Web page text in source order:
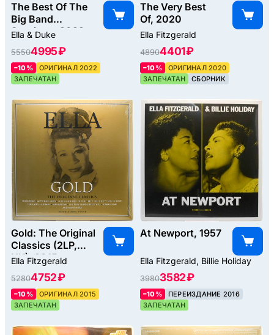
The Best Of The
Big Band
Sessions, 2022
Ella & Duke
55504995 ₽
–10%
ОРИГИНАЛ 2022
ЗАПЕЧАТАН
The Very Best
Of, 2020
Ella Fitzgerald
48904401 ₽
–10%
ОРИГИНАЛ 2020
ЗАПЕЧАТАН
СБОРНИК
Gold: The Original
Classics (2LP,
UK), 2015
Ella Fitzgerald
52804752 ₽
–10%
ОРИГИНАЛ 2015
ЗАПЕЧАТАН
At Newport, 1957
Ella Fitzgerald, Billie Holiday
39803582 ₽
–10%
ПЕРЕИЗДАНИЕ 2016
ЗАПЕЧАТАН